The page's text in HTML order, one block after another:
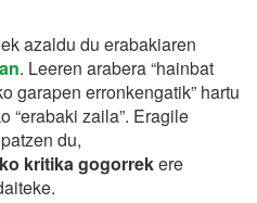
azaldu du erabakiaren
. Leeren arabera “hainbat
garapen erronkengatik” hartu
“erabaki zaila”. Eragile
du,
kritika gogorrekere